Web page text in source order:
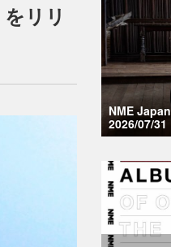
リリ
NME
2026/07/31